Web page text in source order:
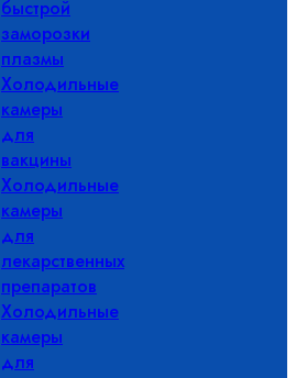
быстрой
заморозки
плазмы
Холодильные
камеры
для
вакцины
Холодильные
камеры
для
лекарственных
препаратов
Холодильные
камеры
для